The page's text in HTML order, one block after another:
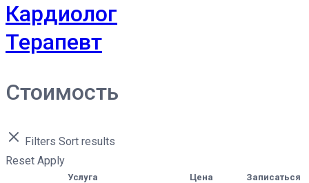
Кардиолог
Терапевт
Стоимость
Filters Sort results
Reset Apply
Услуга Цена Записаться